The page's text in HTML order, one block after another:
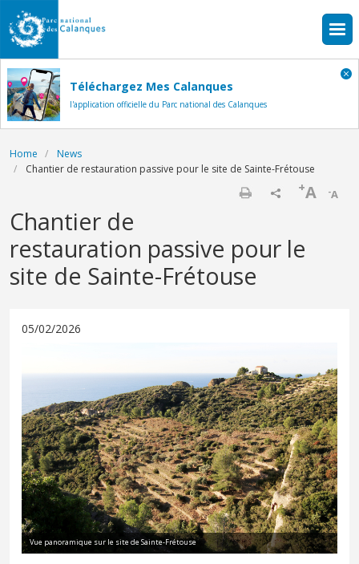
Skip to main content
Téléchargez Mes Calanques
l'application officielle du Parc national des Calanques
Breadcrumb
Home
News
Chantier de restauration passive pour le site de Sainte-Frétouse
-A
+A
Chantier de
restauration passive pour le
site de Sainte-Frétouse
05/02/2026
Vue panoramique sur le site de Sainte-Frétouse